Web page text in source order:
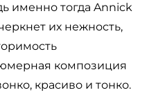
именно тогда Annick
их нежность,
композиция
красиво и тонко.